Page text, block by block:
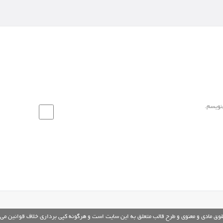
مادی و معنوی و طرح قالب متعلق به این سایت است و هرگونه کپی برداری خلاف قوانین